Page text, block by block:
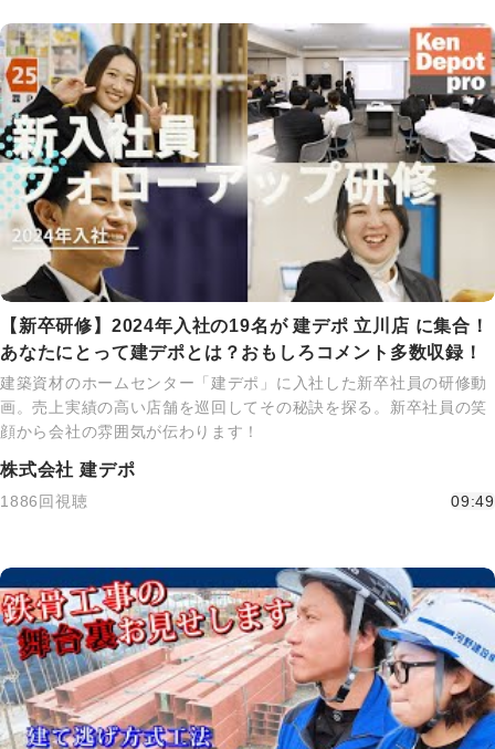
【新卒研修】2024年入社の19名が 建デポ 立川店 に集合！
あなたにとって建デポとは？おもしろコメント多数収録！
建築資材のホームセンター「建デポ」に入社した新卒社員の研修動
画。売上実績の高い店舗を巡回してその秘訣を探る。新卒社員の笑
顔から会社の雰囲気が伝わります！
株式会社 建デポ
1886回視聴 09:49